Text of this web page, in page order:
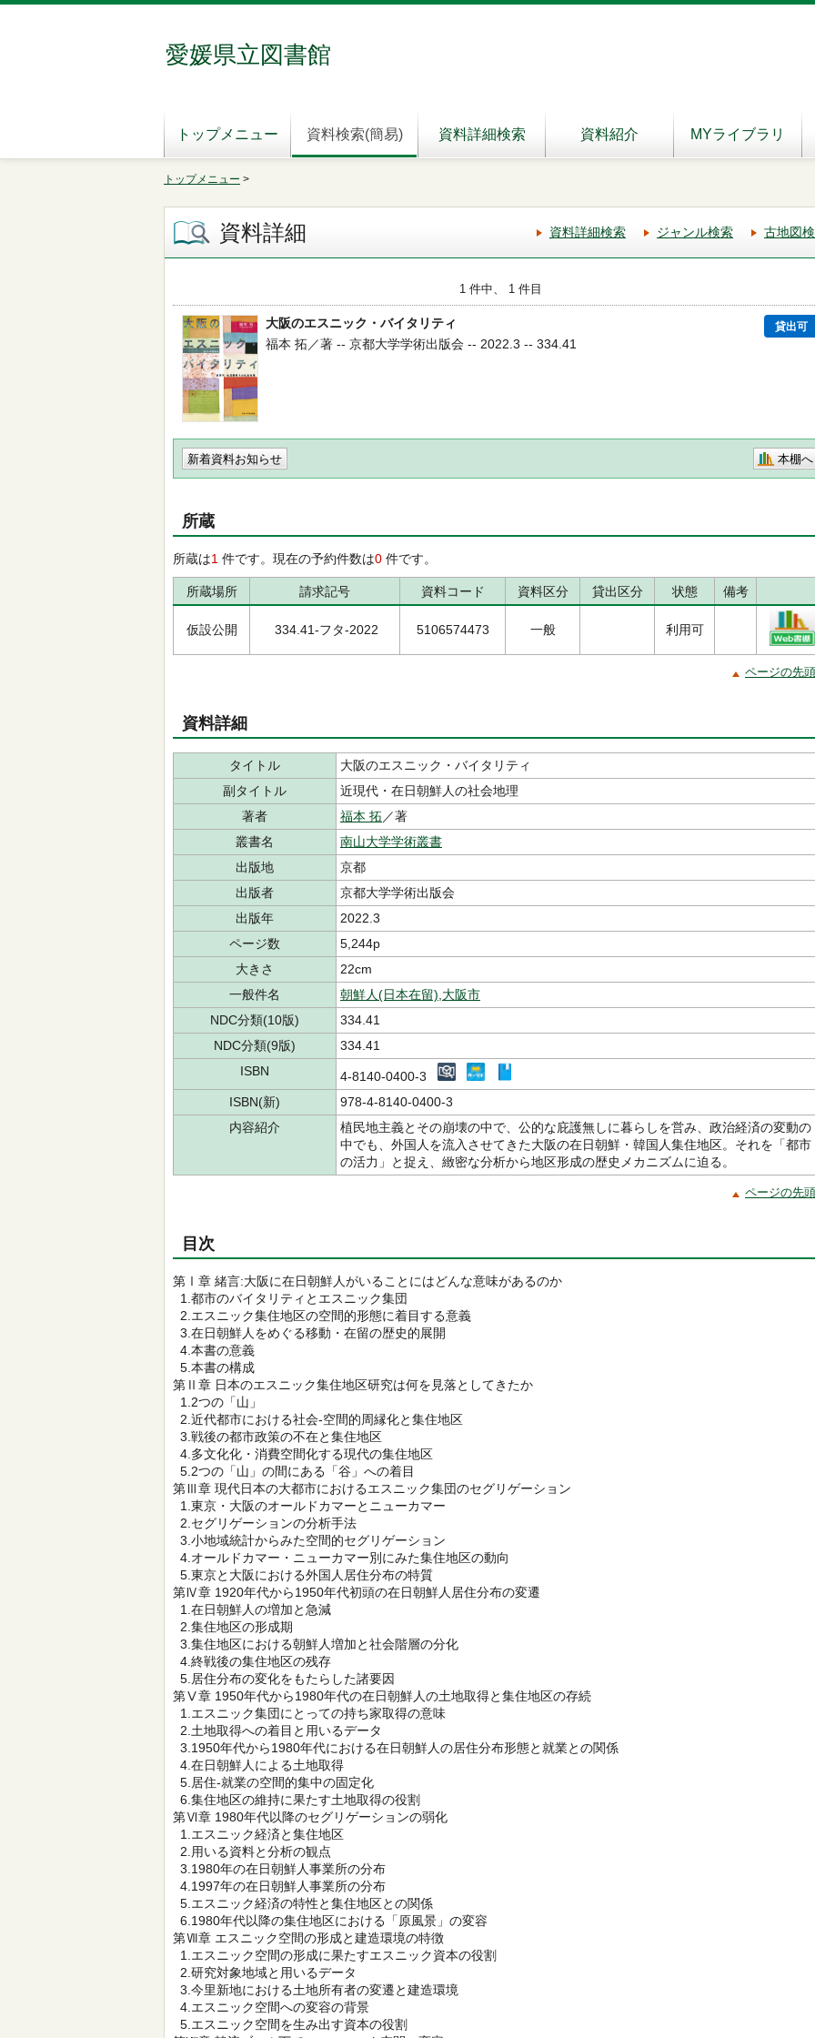
愛媛県立図書館
トップメニュー 資料検索(簡易) 資料詳細検索 資料紹介 MYライブラリ
トップメニュー >
資料詳細 資料詳細検索 ジャンル検索 古地図
1 件中、 1 件目
大阪のエスニック・バイタリティ 貸出可
福本 拓／著 -- 京都大学学術出版会 -- 2022.3 -- 334.41
新着資料お知らせ 本棚へ
所蔵
所蔵は1 件です。現在の予約件数は0 件です。
所蔵場所 請求記号 資料コード 資料区分 貸出区分 状態 備考
仮設公開 334.41-フタ-2022 5106574473 一般 利用可
ページの先
資料詳細
タイトル
大阪のエスニック・バイタリティ
副タイトル
近現代・在日朝鮮人の社会地理
著者
福本 拓 ／著
叢書名
南山大学学術叢書
出版地
京都
出版者
京都大学学術出版会
出版年
2022.3
ページ数
5,244p
大きさ
22cm
一般件名
朝鮮人(日本在留) 大阪市
NDC分類(10版)
334.41
NDC分類(9版)
334.41
ISBN
4-8140-0400-3
ISBN(新)
978-4-8140-0400-3
内容紹介
植民地主義とその崩壊の中で、公的な庇護無しに暮らしを営み、政治経済の変動の
中でも、外国人を流入させてきた大阪の在日朝鮮・韓国人集住地区。それを「都市
の活力」と捉え、緻密な分析から地区形成の歴史メカニズムに迫る。
ページの先
目次
第Ⅰ章 緒言:大阪に在日朝鮮人がいることにはどんな意味があるのか
1.都市のバイタリティとエスニック集団
2.エスニック集住地区の空間的形態に着目する意義
3.在日朝鮮人をめぐる移動・在留の歴史的展開
4.本書の意義
5.本書の構成
第Ⅱ章 日本のエスニック集住地区研究は何を見落としてきたか
1.2つの「山」
2.近代都市における社会-空間的周縁化と集住地区
3.戦後の都市政策の不在と集住地区
4.多文化化・消費空間化する現代の集住地区
5.2つの「山」の間にある「谷」への着目
第Ⅲ章 現代日本の大都市におけるエスニック集団のセグリゲーション
1.東京・大阪のオールドカマーとニューカマー
2.セグリゲーションの分析手法
3.小地域統計からみた空間的セグリゲーション
4.オールドカマー・ニューカマー別にみた集住地区の動向
5.東京と大阪における外国人居住分布の特質
第Ⅳ章 1920年代から1950年代初頭の在日朝鮮人居住分布の変遷
1.在日朝鮮人の増加と急減
2.集住地区の形成期
3.集住地区における朝鮮人増加と社会階層の分化
4.終戦後の集住地区の残存
5.居住分布の変化をもたらした諸要因
第Ⅴ章 1950年代から1980年代の在日朝鮮人の土地取得と集住地区の存続
1.エスニック集団にとっての持ち家取得の意味
2.土地取得への着目と用いるデータ
3.1950年代から1980年代における在日朝鮮人の居住分布形態と就業との関係
4.在日朝鮮人による土地取得
5.居住-就業の空間的集中の固定化
6.集住地区の維持に果たす土地取得の役割
第Ⅵ章 1980年代以降のセグリゲーションの弱化
1.エスニック経済と集住地区
2.用いる資料と分析の観点
3.1980年の在日朝鮮人事業所の分布
4.1997年の在日朝鮮人事業所の分布
5.エスニック経済の特性と集住地区との関係
6.1980年代以降の集住地区における「原風景」の変容
第Ⅶ章 エスニック空間の形成と建造環境の特徴
1.エスニック空間の形成に果たすエスニック資本の役割
2.研究対象地域と用いるデータ
3.今里新地における土地所有者の変遷と建造環境
4.エスニック空間への変容の背景
5.エスニック空間を生み出す資本の役割